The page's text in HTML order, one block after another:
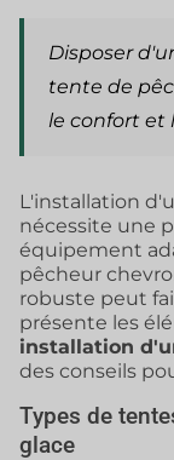
Disposer
tente de
le confort et
L'installation
nécessite une
équipement
pêcheur
robuste peut
présente les
installation
des conseils
Types de
glace